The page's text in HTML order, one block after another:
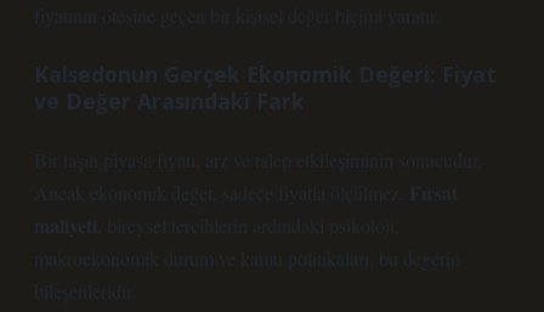
fiyatının ötesine geçen bir kişisel değer biçimi yaratır.
Kalsedonun Gerçek Ekonomik Değeri: Fiyat
ve Değer Arasındaki Fark
Bir taşın piyasa fiyatı, arz ve talep etkileşiminin sonucudur.
Ancak ekonomik değer, sadece fiyatla ölçülmez. Fırsat
maliyeti , bireysel tercihlerin ardındaki psikoloji,
makroekonomik durum ve kamu politikaları, bu değerin
bileşenleridir.